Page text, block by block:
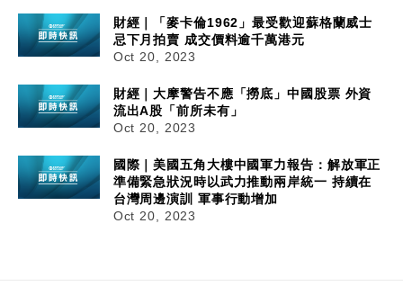
財經｜「麥卡倫1962」最受歡迎蘇格蘭威士
忌下月拍賣 成交價料逾千萬港元
Oct 20, 2023
財經｜大摩警告不應「撈底」中國股票 外資
流出A股「前所未有」
Oct 20, 2023
國際｜美國五角大樓中國軍力報告：解放軍正
準備緊急狀況時以武力推動兩岸統一 持續在
台灣周邊演訓 軍事行動增加
Oct 20, 2023